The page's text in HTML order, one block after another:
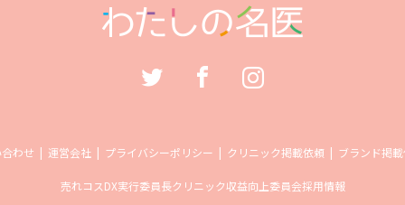
わせ 運営会社 プライバシーポリシー クリニック掲載依頼 ブランド掲
売れコスDX実行委員長クリニック収益向上委員会採用情報